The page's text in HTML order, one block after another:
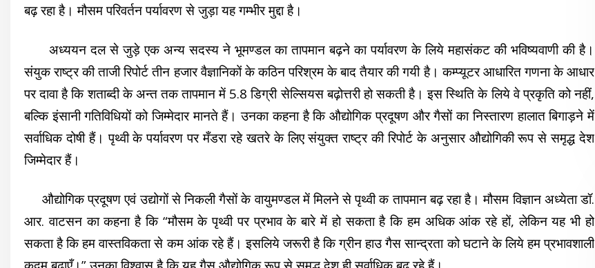
बढ़ रहा है। मौसम परिवर्तन पर्यावरण से जुड़ा यह गम्भीर मुद्दा है।
अध्ययन दल से जुड़े एक अन्य सदस्य ने भूमण्डल का तापमान बढ़ने का पर्यावरण के लिये महासंकट की भविष्यवाणी की है।
संयुक राष्ट्र की ताजी रिपोर्ट तीन हजार वैज्ञानिकों के कठिन परिश्रम के बाद तैयार की गयी है। कम्प्यूटर आधारित गणना के आधार
पर दावा है कि शताब्दी के अन्त तक तापमान में 5.8 डिग्री सेल्सियस बढ़ोत्तरी हो सकती है। इस स्थिति के लिये वे प्रकृति को नहीं,
बल्कि इंसानी गतिविधियों को जिम्मेदार मानते हैं। उनका कहना है कि औद्योगिक प्रदूषण और गैसों का निस्तारण हालात बिगाड़ने में
सर्वाधिक दोषी हैं। पृथ्वी के पर्यावरण पर मँडरा रहे खतरे के लिए संयुक्त राष्ट्र की रिपोर्ट के अनुसार औद्योगिकी रूप से समृद्ध देश
जिम्मेदार हैं।
औद्योगिक प्रदूषण एवं उद्योगों से निकली गैसों के वायुमण्डल में मिलने से पृथ्वी क तापमान बढ़ रहा है। मौसम विज्ञान अध्येता डॉ.
आर. वाटसन का कहना है कि “मौसम के पृथ्वी पर प्रभाव के बारे में हो सकता है कि हम अधिक आंक रहे हों, लेकिन यह भी हो
सकता है कि हम वास्तविकता से कम आंक रहे हैं। इसलिये जरूरी है कि ग्रीन हाउ गैस सान्द्रता को घटाने के लिये हम प्रभावशाली